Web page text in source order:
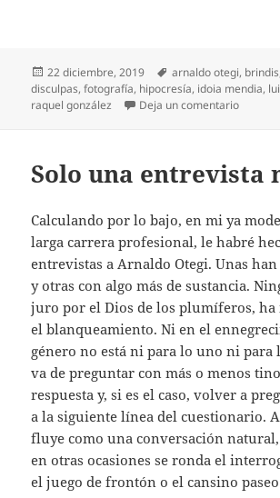
Publicado
el
22 diciembre, 2019 Etiquetas
arnaldo otegi, brindis
disculpas,fotografía, hipocresía, idoia mendia,
raquel gonzález
Deja un comentarioen La
Solo una entrevista
Calculando por lo bajo, en mi ya
larga carrera profesional, le habré
entrevistas a Arnaldo Otegi. Unas
y otras con algo más de sustancia.
juro por el Dios de los plumíferos,
el blanqueamiento. Ni en el
género no está ni para lo uno ni para
va de preguntar con más o menos
respuesta y, si es el caso, volver a
a la siguiente línea del cuestionario. A
fluye como una conversación
en otras ocasiones se ronda el
el juego de frontón o el cansino